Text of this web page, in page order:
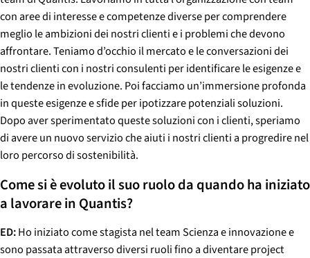
con aree di interesse e competenze diverse per comprendere
meglio le ambizioni dei nostri clienti e i problemi che devono
affrontare. Teniamo d’occhio il mercato e le conversazioni dei
nostri clienti con i nostri consulenti per identificare le esigenze e
le tendenze in evoluzione. Poi facciamo un’immersione profonda
in queste esigenze e sfide per ipotizzare potenziali soluzioni.
Dopo aver sperimentato queste soluzioni con i clienti, speriamo
di avere un nuovo servizio che aiuti i nostri clienti a progredire nel
loro percorso di sostenibilità.
Come si è evoluto il suo ruolo da quando ha iniziato
a lavorare in Quantis?
ED:Ho iniziato come stagista nel team Scienza e innovazione e
sono passata attraverso diversi ruoli fino a diventare project